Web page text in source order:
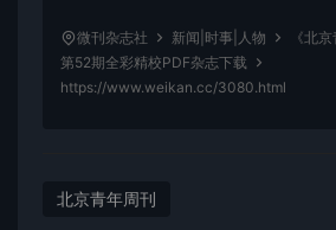
微刊杂志社 新闻|时事|人物
《北
第52期全彩精校PDF杂志下载
https://www.weikan.cc/3080.html
北京青年周刊